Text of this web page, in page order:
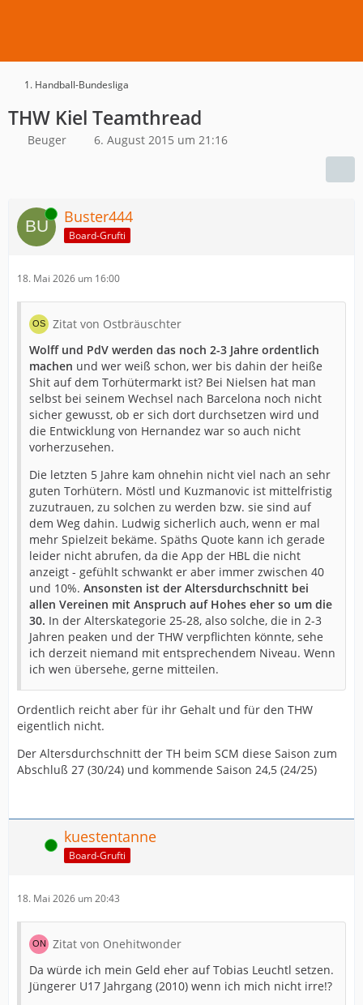
1. Handball-Bundesliga
THW Kiel Teamthread
Beuger 6. August 2015 um 21:16
Online Buster444
Board-Grufti
18. Mai 2026 um 16:00
Zitat von Ostbräuschter
Wolff und PdV werden das noch 2-3 Jahre ordentlich
machen und wer weiß schon, wer bis dahin der heiße
Shit auf dem Torhütermarkt ist? Bei Nielsen hat man
selbst bei seinem Wechsel nach Barcelona noch nicht
sicher gewusst, ob er sich dort durchsetzen wird und
die Entwicklung von Hernandez war so auch nicht
vorherzusehen.
Die letzten 5 Jahre kam ohnehin nicht viel nach an sehr
guten Torhütern. Möstl und Kuzmanovic ist mittelfristig
zuzutrauen, zu solchen zu werden bzw. sie sind auf
dem Weg dahin. Ludwig sicherlich auch, wenn er mal
mehr Spielzeit bekäme. Späths Quote kann ich gerade
leider nicht abrufen, da die App der HBL die nicht
anzeigt - gefühlt schwankt er aber immer zwischen 40
und 10%. Ansonsten ist der Altersdurchschnitt bei
allen Vereinen mit Anspruch auf Hohes eher so um die
30. In der Alterskategorie 25-28, also solche, die in 2-3
Jahren peaken und der THW verpflichten könnte, sehe
ich derzeit niemand mit entsprechendem Niveau. Wenn
ich wen übersehe, gerne mitteilen.
Ordentlich reicht aber für ihr Gehalt und für den THW
eigentlich nicht.
Der Altersdurchschnitt der TH beim SCM diese Saison zum
Abschluß 27 (30/24) und kommende Saison 24,5 (24/25)
Online kuestentanne
Board-Grufti
18. Mai 2026 um 20:43
Zitat von Onehitwonder
Da würde ich mein Geld eher auf Tobias Leuchtl setzen.
Jüngerer U17 Jahrgang (2010) wenn ich mich nicht irre!?